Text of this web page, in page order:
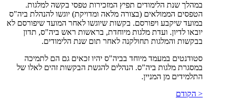
במהלך שנת הלימודים תפיץ המזכירות טפסי בקשה למלגות.
הטפסים הממולאים (בצורה מלאה ומדויקת) יוגשו להנהלת ביה"ס
במועד שיקבע ויפורסם. בקשות שיוגשו לאחר המועד שיפורסם לא
יובאו לדיון. ועדת מלגות מיוחדת, בראשות ראש ביה"ס, תדון
בבקשות והמלגות תחולקנה לאחר תום שנת הלימודים.
סטודנטים במעמד מיוחד בביה"ס יהיו זכאים גם הם לתמיכה
במסגרת מלגות ביה"ס. הנהלים להגשת הבקשות זהים לאלו של
התלמידים מן המניין.
< הקודם